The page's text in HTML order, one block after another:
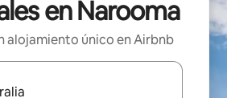
en Narooma
alojamiento único en Airbnb
estén disponibles, podrás navegar